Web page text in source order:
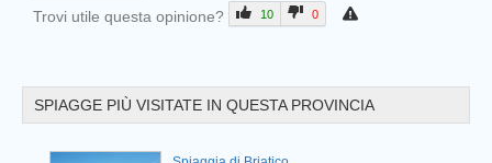
Trovi utile questa opinione? 10 0
SPIAGGE PIÙ VISITATE IN QUESTA PROVINCIA